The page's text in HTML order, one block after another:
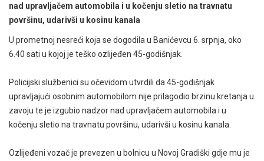
nad upravljačem automobila i u kočenju sletio na travnatu
površinu, udarivši u kosinu kanala
U prometnoj nesreći koja se dogodila u Banićevcu 6. srpnja, oko
6.40 sati u kojoj je teško ozlijeđen 45-godišnjak.
Policijski službenici su očevidom utvrdili da 45-godišnjak
upravljajući osobnim automobilom nije prilagodio brzinu kretanja u
zavoju te je izgubio nadzor nad upravljačem automobila i u
kočenju sletio na travnatu površinu, udarivši u kosinu kanala.
Ozlijeđeni vozač je prevezen u bolnicu u Novoj Gradiški gdje mu je